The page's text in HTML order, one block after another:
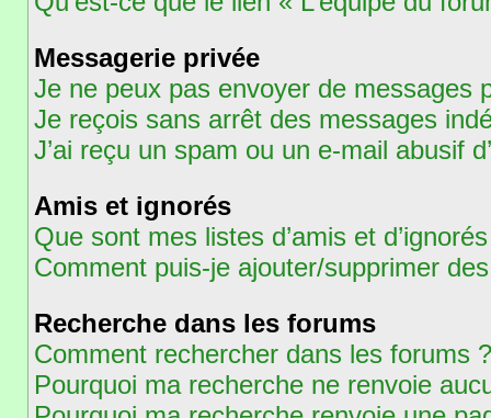
Messagerie privée
Je ne peux pas envoyer de messages
Je reçois sans arrêt des messages
J’ai reçu un spam ou un e-mail abusif
Amis et ignorés
Que sont mes listes d’amis et
Comment puis-je ajouter/supprimer
Recherche dans les forums
Comment rechercher dans les forums ?
Pourquoi ma recherche ne renvoie